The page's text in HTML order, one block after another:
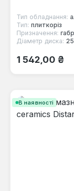
Тип обладнання:
Тип: плиткоріз
Призначення:
Діаметр диска:
Звичайна ціна:
1 542,00 ₴
В наявності